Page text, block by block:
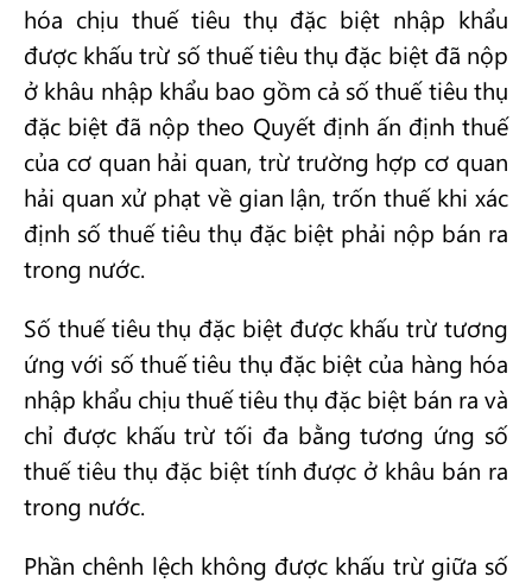
hóa chịu thuế tiêu thụ đặc biệt nhập khẩu
được khấu trừ số thuế tiêu thụ đặc biệt đã nộp
ở khâu nhập khẩu bao gồm cả số thuế tiêu thụ
đặc biệt đã nộp theo Quyết định ấn định thuế
của cơ quan hải quan, trừ trường hợp cơ quan
hải quan xử phạt về gian lận, trốn thuế khi xác
định số thuế tiêu thụ đặc biệt phải nộp bán ra
trong nước.
Số thuế tiêu thụ đặc biệt được khấu trừ tương
ứng với số thuế tiêu thụ đặc biệt của hàng hóa
nhập khẩu chịu thuế tiêu thụ đặc biệt bán ra và
chỉ được khấu trừ tối đa bằng tương ứng số
thuế tiêu thụ đặc biệt tính được ở khâu bán ra
trong nước.
Phần chênh lệch không được khấu trừ giữa số